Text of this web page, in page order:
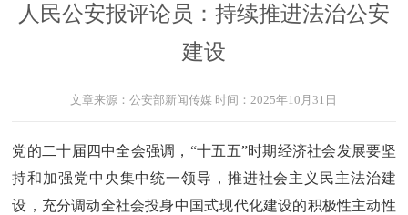
人民公安报评论员：持续推进法治公安
建设
文章来源：公安部新闻传媒 时间： 2025年10月31日
党的二十届四中全会强调，“十五五”时期经济社会发展要坚
持和加强党中央集中统一领导，推进社会主义民主法治建
设，充分调动全社会投身中国式现代化建设的积极性主动性